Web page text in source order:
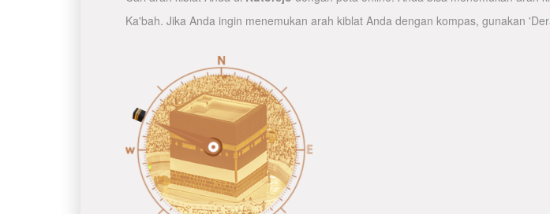
Ka'bah. Jika Anda ingin menemukan arah kiblat Anda dengan kompas, gunakan